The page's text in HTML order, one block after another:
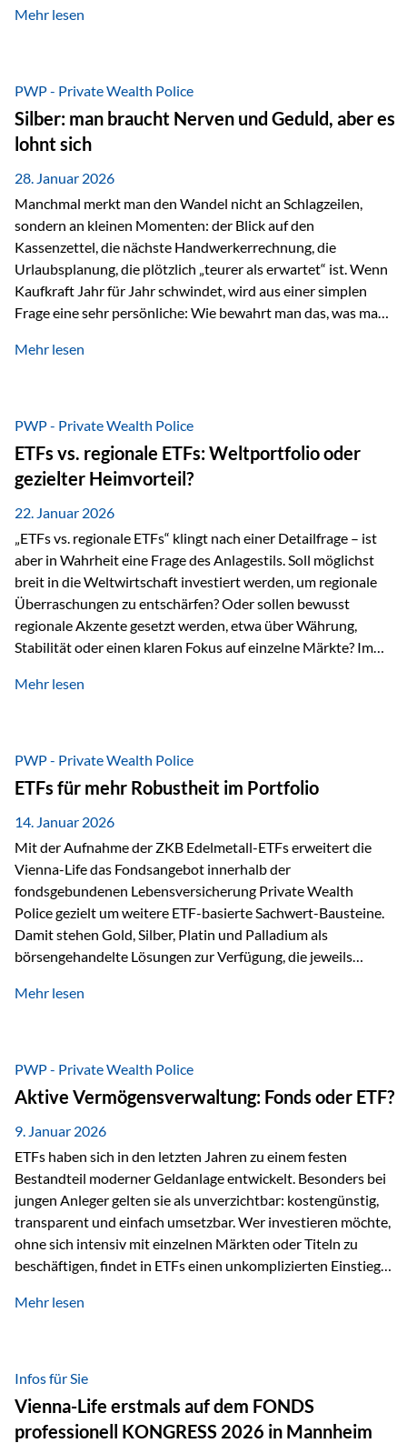
starken Anstiegen. Diese verändern jedoch nicht die
von geopolitischen Spannungen, einer stark ausgeweiteten
Geldmenge sowie strukturellen Verschiebungen an den
Kapitalmärkten geprägt ist, bleibt Gold ein bewährter Anker.
Nicht, weil…
Mehr lesen
PWP - Private Wealth Police
Silber: man braucht Nerven und Geduld, aber es
lohnt sich
28. Januar 2026
Manchmal merkt man den Wandel nicht an Schlagzeilen,
sondern an kleinen Momenten: der Blick auf den
Kassenzettel, die nächste Handwerkerrechnung, die
Urlaubsplanung, die plötzlich „teurer als erwartet“ ist. Wenn
Kaufkraft Jahr für Jahr schwindet, wird aus einer simplen
Frage eine sehr persönliche: Wie bewahrt man das, was man
Sachwerten mit einer Investition in Sachwerte zu
gerade dann, wenn Märkte nervös werden,…
Mehr lesen
PWP - Private Wealth Police
ETFs vs. regionale ETFs: Weltportfolio oder
gezielter Heimvorteil?
22. Januar 2026
„ETFs vs. regionale ETFs“ klingt nach einer Detailfrage – ist
aber in Wahrheit eine Frage des Anlagestils. Soll möglichst
breit in die Weltwirtschaft investiert werden, um regionale
Überraschungen zu entschärfen? Oder sollen bewusst
regionale Akzente gesetzt werden, etwa über Währung,
Stabilität oder einen klaren Fokus auf einzelne Märkte? Im
Wealth Police der Vienna-Life lassen sich beide Ansätze
Risikostreuung, Inflationsrobustheit und Stabilisierung. 1)
Die Philosophiefrage: breit oder bewusst? Global investieren
bedeutet: Das Portfolio bildet die Weltmärkte möglichst
breit ab, ohne die…
Mehr lesen
PWP - Private Wealth Police
ETFs für mehr Robustheit im Portfolio
14. Januar 2026
Mit der Aufnahme der ZKB Edelmetall-ETFs erweitert die
Vienna-Life das Fondsangebot innerhalb der
fondsgebundenen Lebensversicherung Private Wealth
Police gezielt um weitere ETF-basierte Sachwert-Bausteine.
Damit stehen Gold, Silber, Platin und Palladium als
börsengehandelte Lösungen zur Verfügung, die jeweils
dabei nicht auf einzelnen Marktmeinungen, sondern auf
Inflationsrobustheit und Stabilisierung – eingebettet in eine
liechtensteinische Versicherungsstruktur. Die
Sicherheitsarchitektur: Liechtenstein als Strukturprinzip Die
Private Wealth Police positioniert sich mit einer dreistufigen
Sicherheitsarchitektur, die auf mehreren Ebenen ansetzt:
Stufe 1: Versicherer-Ebene • Versicherung mit…
Mehr lesen
PWP - Private Wealth Police
Aktive Vermögensverwaltung: Fonds oder ETF?
9. Januar 2026
ETFs haben sich in den letzten Jahren zu einem festen
Bestandteil moderner Geldanlage entwickelt. Besonders bei
jungen Anleger gelten sie als unverzichtbar: kostengünstig,
transparent und einfach umsetzbar. Wer investieren möchte,
ohne sich intensiv mit einzelnen Märkten oder Titeln zu
beschäftigen, findet in ETFs einen unkomplizierten Einstieg
werden häufig kritisch betrachtet. Sie gelten als teurer,
Beide Ansätze haben ihre Berechtigung und ihre Stärken
entfalten sie oft gerade in Kombination. ETFs: Effizient, breit
gestreut und klar strukturiert…
Mehr lesen
Infos für Sie
Vienna-Life erstmals auf dem FONDS
professionell KONGRESS 2026 in Mannheim